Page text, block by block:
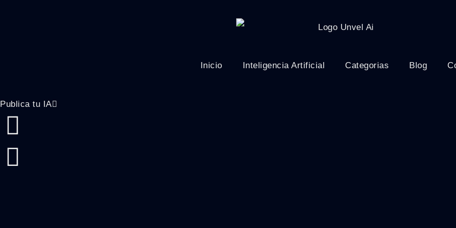
Inicio Inteligencia Artificial Categorias Blog
Publica tu IA